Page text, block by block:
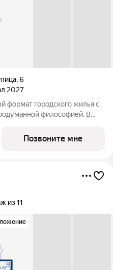
,6
2027
философией. В
кирпичной клaдки, cтеклa,
Позвоните мне
из 11